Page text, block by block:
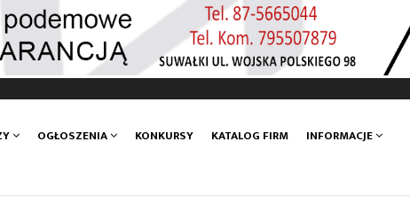
OGŁOSZENIA KONKURSY KATALOG FIRM INFORMACJE